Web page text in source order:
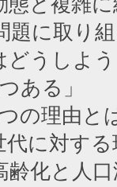
題に取り
どうしよ
ある」
の理由と
代に対す
齢化と人